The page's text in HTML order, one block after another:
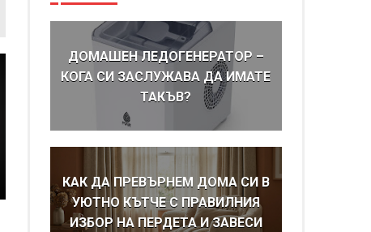
ДОМАШЕН ЛЕДОГЕНЕРАТОР –
КОГА СИ ЗАСЛУЖАВА ДА ИМАТЕ
ТАКЪВ?
КАК ДА ПРЕВЪРНЕМ ДОМА СИ В
УЮТНО КЪТЧЕ С ПРАВИЛНИЯ
ИЗБОР НА ПЕРДЕТА И ЗАВЕСИ